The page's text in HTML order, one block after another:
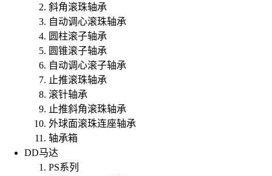
斜角滚珠轴承
自动调心滚珠轴承
圆柱滚子轴承
圆锥滚子轴承
自动调心滚子轴承
止推滚珠轴承
滚针轴承
止推斜角滚珠轴承
外球面滚珠连座轴承
轴承箱
DD马达
PS系列